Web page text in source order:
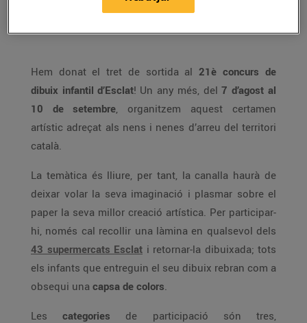
infantil d’Esclat!
Hem donat el tret de sortida al 21è concurs de
dibuix infantil d’Esclat! Un any més, del 7 d’agost al
10 de setembre, organitzem aquest certamen
artístic adreçat als nens i nenes d’arreu del territori
català.
La temàtica és lliure, per tant, la canalla haurà de
deixar volar la seva imaginació i plasmar sobre el
paper la seva millor creació artística. Per participar-
hi, només cal recollir una làmina en qualsevol dels
43 supermercats Esclat i retornar-la dibuixada; tots
els infants que entreguin el seu dibuix rebran com a
obsequi una capsa de colors.
Les categories de participació són tres,